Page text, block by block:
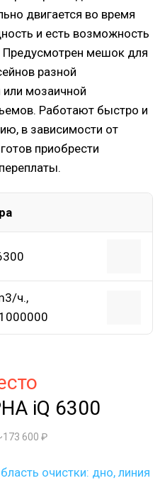
двигается во время
и есть возможность
Предусмотрен мешок для
разной
или мозаичной
Работают быстро и
в зависимости от
приобрести
ч.,
iQ 6300
600 ₽